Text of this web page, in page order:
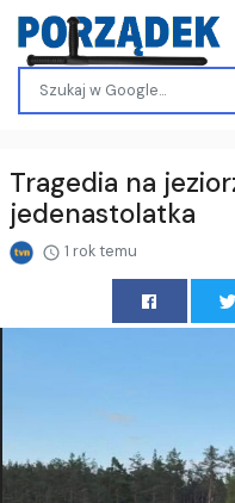
Tragedia na
jedenastolatka
1 rok temu